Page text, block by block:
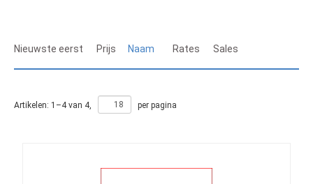
Nieuwste eerst Prijs Naam Rates Sales
Artikelen: 1 –4van 4, per pagina